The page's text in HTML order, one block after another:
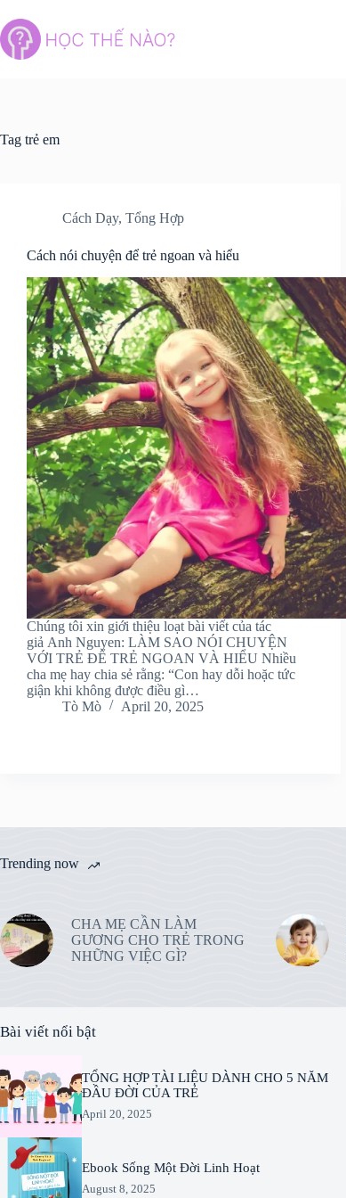
to
content
Tag trẻ em
Cách Dạy, Tổng Hợp
Cách nói chuyện để trẻ ngoan và hiểu
Chúng tôi xin giới thiệu loạt bài viết của tác
giả Anh Nguyen: LÀM SAO NÓI CHUYỆN
VỚI TRẺ ĐỂ TRẺ NGOAN VÀ HIỂU Nhiều
cha mẹ hay chia sẻ rằng: “Con hay dỗi hoặc tức
giận khi không được điều gì…
Tò Mò
April 20, 2025
Trending now
CHA MẸ CẦN LÀM
GƯƠNG CHO TRẺ TRONG
NHỮNG VIỆC GÌ?
Bài viết nổi bật
TỔNG HỢP TÀI LIỆU DÀNH CHO 5 NĂM
ĐẦU ĐỜI CỦA TRẺ
April 20, 2025
Ebook Sống Một Đời Linh Hoạt
August 8, 2025